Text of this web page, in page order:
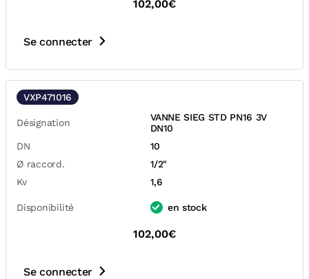
102,00€
Se connecter
VXP471016
Désignation
VANNE SIEG STD PN16 3V
DN10
DN
10
Ø raccord.
1/2"
Kv
1,6
Disponibilité en stock
102,00€
Se connecter